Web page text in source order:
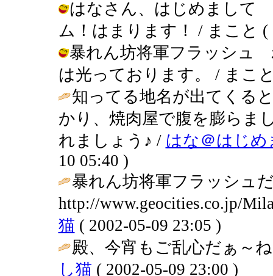
はなさん、はじめまして
ム！はまります！ / まこと (
暴れん坊将軍フラッシュ
は光っております。 / まこ
知ってる地名が出てくる
かり、焼肉屋で腹を膨らま
れましょう♪ / はな＠はじ
10 05:40 )
暴れん坊将軍フラッシ
http://www.geocities.co.jp/
猫 ( 2002-05-09 23:05 )
殿、今宵もご乱心だぁ～
し猫 ( 2002-05-09 23:00 )